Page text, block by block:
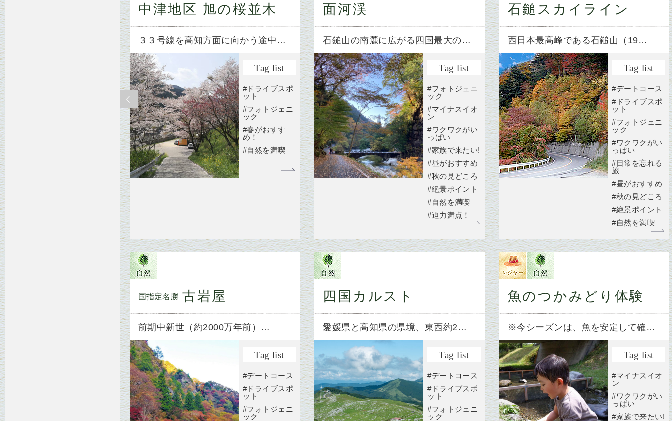
中津地区 旭の桜並木
３３号線を高知方面に向かう途中…
Tag list
#ドライブスポ
ット
#フォトジェニ
ック
#春がおすす
め！
#自然を満喫
面河渓
石鎚山の南麓に広がる四国最大の…
Tag list
#フォトジェニ
ック
#マイナスイオ
ン
#ワクワクがい
っぱい
#家族で来たい!
#昼がおすすめ
#秋の見どころ
#絶景ポイント
#自然を満喫
#迫力満点！
石鎚スカイライン
西日本最高峰である石鎚山（19…
Tag list
#デートコース
#ドライブスポ
ット
#フォトジェニ
ック
#ワクワクがい
っぱい
#日常を忘れる
旅
#昼がおすすめ
#秋の見どころ
#絶景ポイント
#自然を満喫
国指定名勝 古岩屋
前期中新世（約2000万年前）…
Tag list
#デートコース
#ドライブスポ
ット
#フォトジェニ
ック
四国カルスト
愛媛県と高知県の県境、東西約2…
Tag list
#デートコース
#ドライブスポ
ット
#フォトジェニ
ック
魚のつかみどり体験
※今シーズンは、魚を安定して確…
Tag list
#マイナスイオ
ン
#ワクワクがい
っぱい
#家族で来たい!